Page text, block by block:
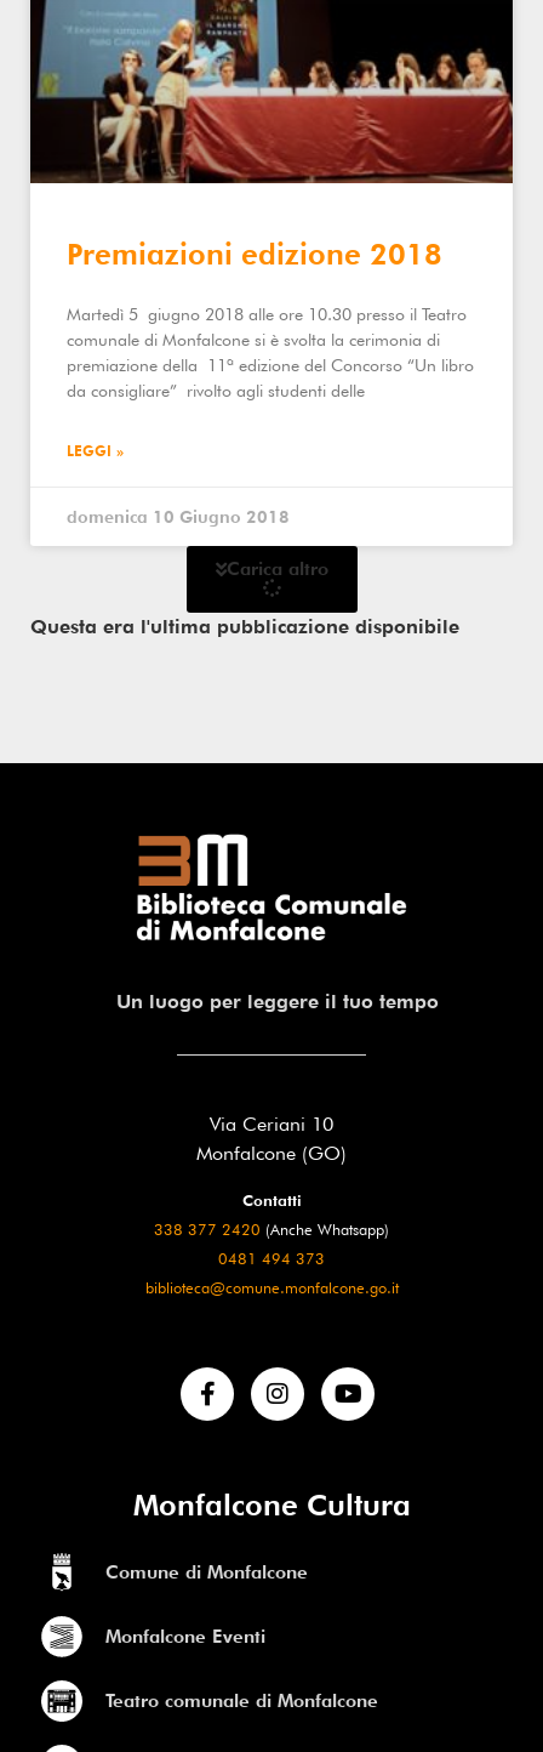
Premiazioni edizione 2018
Martedì 5 giugno 2018 alle ore 10.30 presso il Teatro
comunale di Monfalcone si è svolta la cerimonia di
premiazione della 11ª edizione del Concorso “Un libro
da consigliare” rivolto agli studenti delle
LEGGI »
domenica 10 Giugno 2018
Carica altro
Questa era l'ultima pubblicazione disponibile
Un luogo per leggere il tuo tempo
Via Ceriani 10
Monfalcone (GO)
Contatti
338 377 2420 (Anche Whatsapp)
0481 494 373
biblioteca@comune.monfalcone.go.it
Monfalcone Cultura
Comune di Monfalcone
Monfalcone Eventi
Teatro comunale di Monfalcone